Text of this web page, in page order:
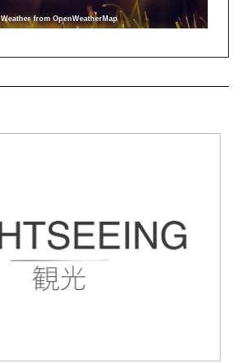
Weather from OpenWeatherMap